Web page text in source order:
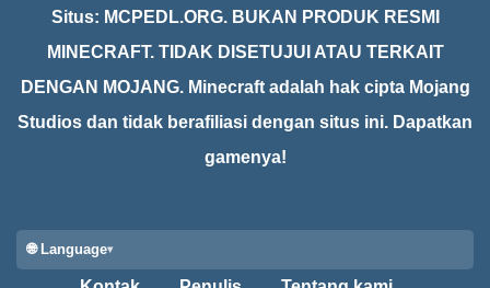
Situs: MCPEDL.ORG. BUKAN PRODUK RESMI
MINECRAFT. TIDAK DISETUJUI ATAU TERKAIT
DENGAN MOJANG. Minecraft adalah hak cipta Mojang
Studios dan tidak berafiliasi dengan situs ini. Dapatkan
gamenya!
🌐 Language